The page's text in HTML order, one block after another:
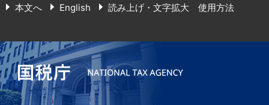
本文へ English 読み上げ・文字拡大 使用方法